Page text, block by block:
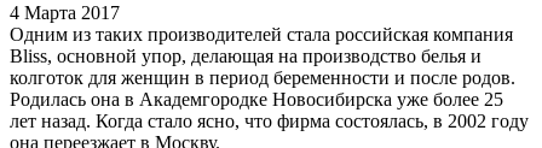
4 Марта 2017
Одним из таких производителей стала российская компания
Bliss, основной упор, делающая на производство белья и
колготок для женщин в период беременности и после родов.
Родилась она в Академгородке Новосибирска уже более 25
лет назад. Когда стало ясно, что фирма состоялась, в 2002 году
она переезжает в Москву.